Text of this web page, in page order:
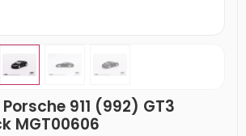
911 (992) GT3
MGT00606